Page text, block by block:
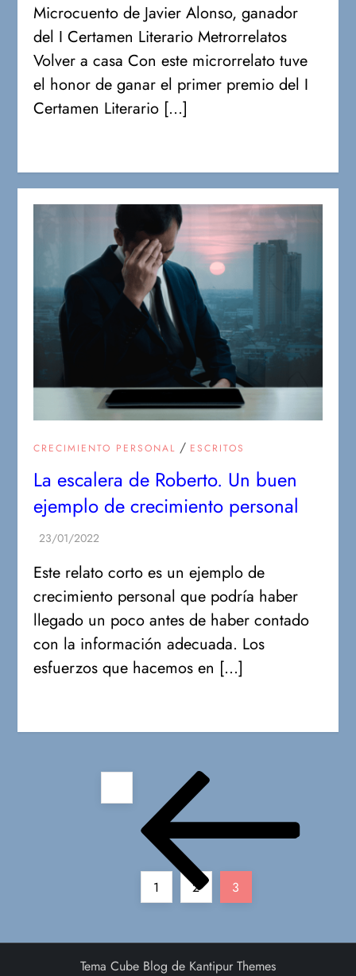
Microcuento de Javier Alonso, ganador
del I Certamen Literario Metrorrelatos
Volver a casa Con este microrrelato tuve
el honor de ganar el primer premio del I
Certamen Literario […]
CRECIMIENTO PERSONAL / ESCRITOS
La escalera de Roberto. Un buen
ejemplo de crecimiento personal
Este relato corto es un ejemplo de
crecimiento personal que podría haber
llegado un poco antes de haber contado
con la información adecuada. Los
esfuerzos que hacemos en […]
n
Página
1 Página
2 Página
3
Tema Cube Blog de Kantipur Themes